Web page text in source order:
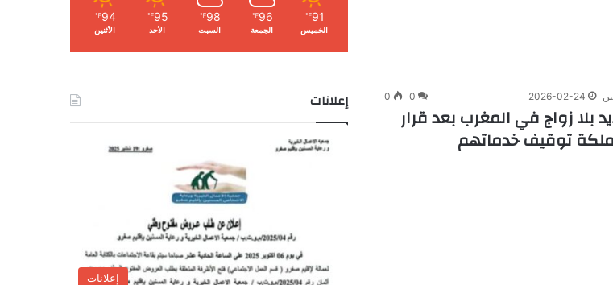
2026-02-24
0
0
بلا زواج في المغرب بعد قرار
توقيف خدماتهم
91
℉
الخميس
96
℉
الجمعة
98
℉
السبت
95
℉
الأحد
94
℉
الأثنين
إعلانات
إعلانات